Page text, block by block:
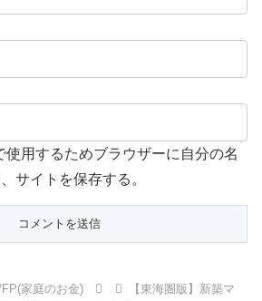
使用するためブラウザーに自分の名
サイトを保存する。
家庭のお金)
【東海圏版】新築マ